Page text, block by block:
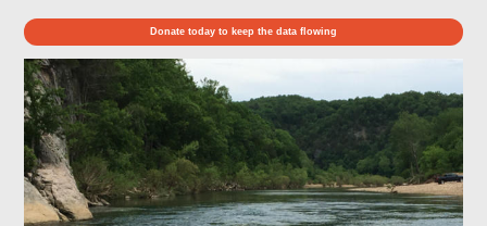
Donate today to keep the data flowing